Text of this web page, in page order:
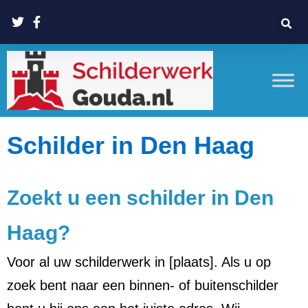
Schilder in Den Haag
Zoekt u een schilder in Den
Haag?
Voor al uw schilderwerk in [plaats]. Als u op
zoek bent naar een binnen- of buitenschilder